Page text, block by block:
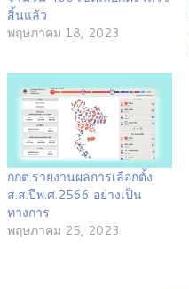
สิ้นแล้ว
พฤษภาคม 18, 2023
กกต.รายงานผลการเลือกตั้ง
ส.ส.ปีพ.ศ.2566 อย่างเป็น
ทางการ
พฤษภาคม 25, 2023